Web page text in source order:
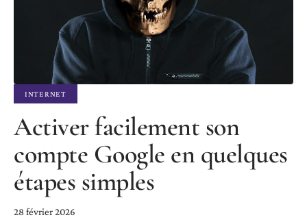
INTERNET
Activer facilement son
compte Google en quelques
étapes simples
28 février 2026